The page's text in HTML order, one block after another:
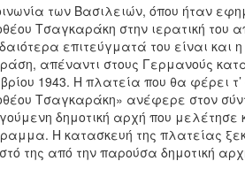
των Βασιλειών, όπου ήταν
Τσαγκαράκη στην ιερατική του
επιτεύγματά του είναι και
απέναντι στους Γερμανούς
1943. H πλατεία που θα φέρει
Τσαγκαράκη» ανέφερε στον
δημοτική αρχή που
Η κατασκευή της πλατείας
της από την παρούσα δημοτική